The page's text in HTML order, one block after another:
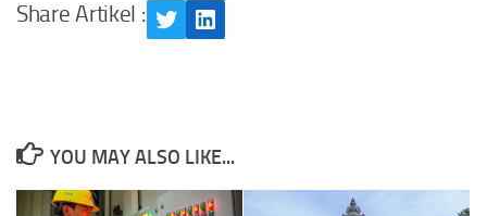
Share Artikel :
TwitterLinkedIn
YOU MAY ALSO LIKE...